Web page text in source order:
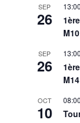
SEP
26
13:00
SEP
26
13:00
OCT
10
08:00